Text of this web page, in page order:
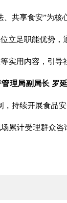
、共享食安”为核
立足职能优势
实用内容，引导
理局副局长 罗
，持续开展食品
累计受理群众